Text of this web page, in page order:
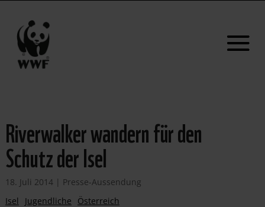
Riverwalker wandern für den
Schutz der Isel
18. Juli 2014| Presse-Aussendung
Isel
Jugendliche Österreich